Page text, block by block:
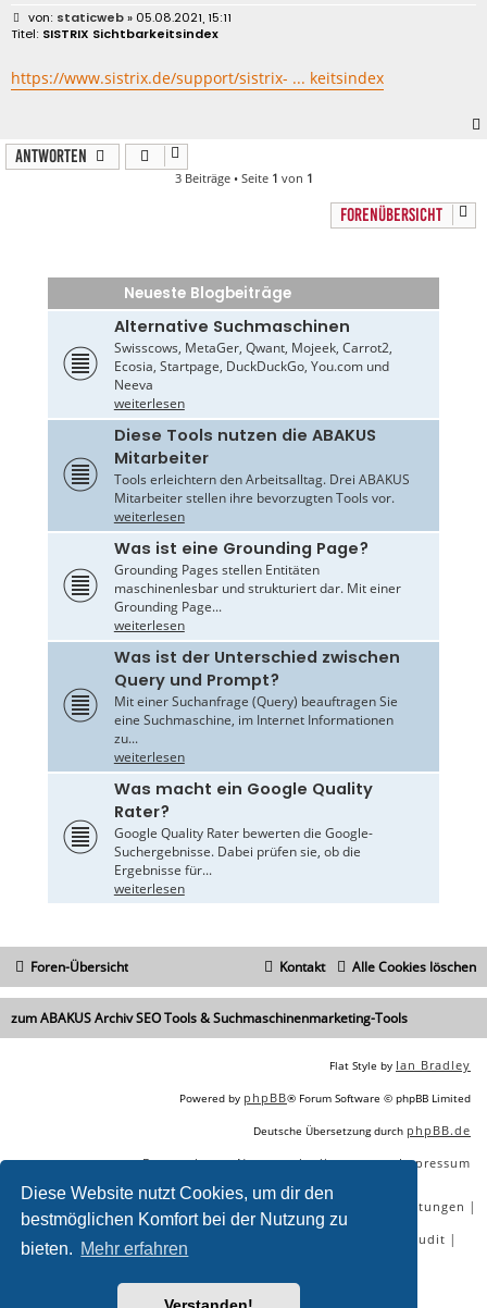
Diese Website nutzt Cookies, um dir den
bestmöglichen Komfort bei der Nutzung zu
bieten. Mehr erfahren
B
e
r
a
staticweb» 05.08.2021, 15:11
SISTRIX Sichtbarkeitsindex
https://www.sistrix.de/support/sistrix- ... keitsindex
Antworten
3 Beiträge • Seite 1 von 1
FORENÜBERSICHT
Neueste Blogbeiträge
Alternative Suchmaschinen
Swisscows, MetaGer, Qwant, Mojeek, Carrot2,
Ecosia, Startpage, DuckDuckGo, You.com und
Neeva
weiterlesen
Diese Tools nutzen die ABAKUS
Mitarbeiter
Tools erleichtern den Arbeitsalltag. Drei ABAKUS
Mitarbeiter stellen ihre bevorzugten Tools vor.
weiterlesen
Was ist eine Grounding Page?
Grounding Pages stellen Entitäten
maschinenlesbar und strukturiert dar. Mit einer
Grounding Page...
weiterlesen
Was ist der Unterschied zwischen
Query und Prompt?
Mit einer Suchanfrage (Query) beauftragen Sie
eine Suchmaschine, im Internet Informationen
zu...
weiterlesen
Was macht ein Google Quality
Rater?
Google Quality Rater bewerten die Google-
Suchergebnisse. Dabei prüfen sie, ob die
Ergebnisse für...
weiterlesen
Foren-Übersicht Alle Cookies löschen
Kontakt
zum ABAKUS Archiv SEO Tools & Suchmaschinenmarketing-Tools
Flat Style by Ian Bradley
Powered by phpBB® Forum Software © phpBB Limited
Deutsche Übersetzung durch phpBB.de
Datenschutz|Nutzungsbedingungen|Impressum
SEO Online Tools SEO Dienstleistungen |
SEO Workshops | SEO Beratung SEO Audit |